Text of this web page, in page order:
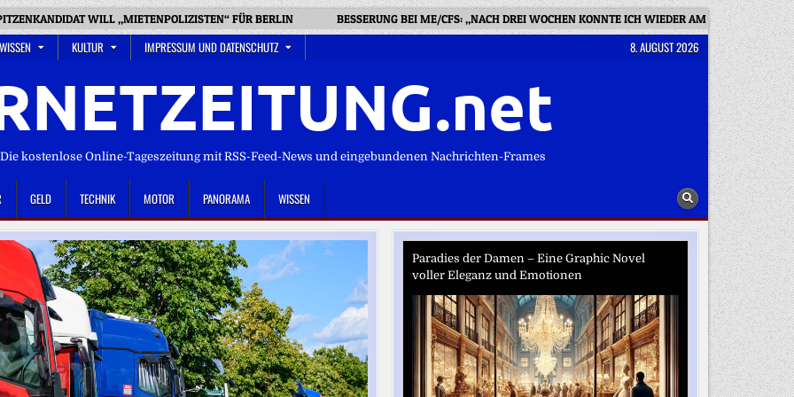
WILL „MIETENPOLIZISTEN“ FÜR BERLIN BESSERUNG BEI ME/CFS: „NACH DREI WOCHEN KONNTE ICH WIEDER AM SOZIALLEBEN
KULTUR IMPRESSUM UND DATENSCHUTZ 8. AUGUST 2026
kostenlose Online-Tageszeitung mit RSS-Feed-News und eingebundenen Nachrichten-Frames
GELD TECHNIK MOTOR PANORAMA WISSEN
Paradies der Damen – Eine Graphic Novel
voller Eleganz und Emotionen